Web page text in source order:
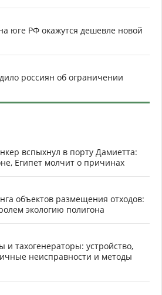
юге РФ окажутся дешевле новой
россиян об ограничении
вспыхнул в порту Дамиетта:
Египет молчит о причинах
объектов размещения отходов:
экологию полигона
и тахогенераторы: устройство,
неисправности и методы